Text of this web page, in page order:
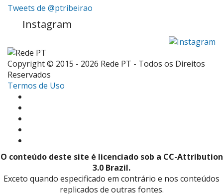
Tweets de @ptribeirao
Instagram
Copyright © 2015 - 2026 Rede PT - Todos os Direitos
Reservados
Termos de Uso
O conteúdo deste site é licenciado sob a CC-Attribution
3.0 Brazil.
Exceto quando especificado em contrário e nos conteúdos
replicados de outras fontes.